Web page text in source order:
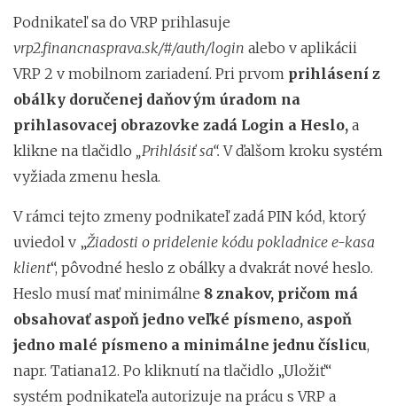
Podnikateľ sa do VRP prihlasuje
vrp2.financnasprava.sk/#/auth/login alebo v aplikácii
VRP 2 v mobilnom zariadení. Pri prvom prihlásení z
obálky doručenej daňovým úradom na
prihlasovacej obrazovke zadá Login a Heslo, a
klikne na tlačidlo „Prihlásiť sa“. V ďalšom kroku systém
vyžiada zmenu hesla.
V rámci tejto zmeny podnikateľ zadá PIN kód, ktorý
uviedol v „Žiadosti o pridelenie kódu pokladnice e-kasa
klient“, pôvodné heslo z obálky a dvakrát nové heslo.
Heslo musí mať minimálne 8 znakov, pričom má
obsahovať aspoň jedno veľké písmeno, aspoň
jedno malé písmeno a minimálne jednu číslicu,
napr. Tatiana12. Po kliknutí na tlačidlo „Uložiť“
systém podnikateľa autorizuje na prácu s VRP a